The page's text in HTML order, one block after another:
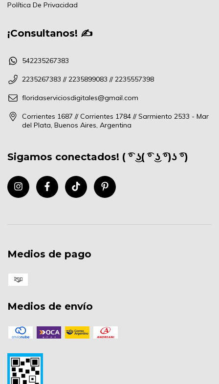
Política De Privacidad
¡Consultanos! ✍
542235267383
2235267383 // 2235899083 // 2235557398
floridaserviciosdigitales@gmail.com
Corrientes 1687 // Corrientes 1784 // Sarmiento 2533 - Mar
del Plata, Buenos Aires, Argentina
Sigamos conectados! ( ͡° ͜ʖ( ͡° ͜ʖ ͡°)ʖ ͡°)
Medios de pago
Medios de envío